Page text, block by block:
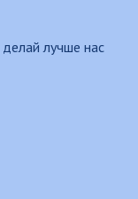
лучше нас